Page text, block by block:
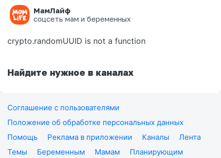
МамЛайф
соцсеть мам и беременных
Ошибка на странице
crypto.randomUUID is not a function
Найдите нужное в каналах
Соглашение с пользователями
Положение об обработке персональных данных
Помощь
Реклама в приложении Каналы
Лента
Темы
Беременным Мамам
Планирующим